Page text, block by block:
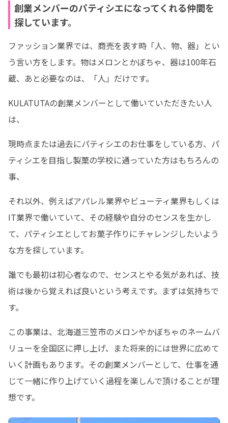
創業メンバーのパティシエになってくれる仲間を
探しています。
ファッション業界では、商売を表す時「人、物、器」とい
う言い方をします。物はメロンとかぼちゃ、器は100年石
蔵、あと必要なのは、「人」だけです。
KULATUTAの創業メンバーとして働いていただきたい人
は、
現時点または過去にパティシエのお仕事をしている方、パ
ティシエを目指し製菓の学校に通っていた方はもちろんの
事、
それ以外、例えばアパレル業界やビューティ業界もしくは
IT業界で働いていて、その経験や自分のセンスを生かし
て、パティシエとしてお菓子作りにチャレンジしたいよう
な方を探しています。
誰でも最初は初心者なので、センスとやる気があれば、技
術は後から覚えれば良いという考えです。まずは気持ちで
す。
この事業は、北海道三笠市のメロンやかぼちゃのネームバ
リューを全国区に押し上げ、また将来的には世界に広めて
いく計画もあります。その創業メンバーとして、仕事を通
じて一緒に作り上げていく過程を楽しんで頂けることが理
想です。